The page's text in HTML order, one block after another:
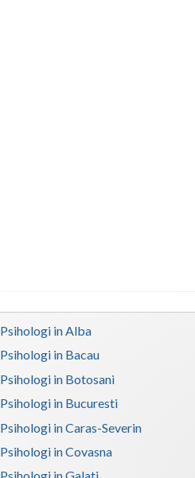
Psihologi in Alba
Psihologi in Bacau
Psihologi in Botosani
Psihologi in Bucuresti
Psihologi in Caras-Severin
Psihologi in Covasna